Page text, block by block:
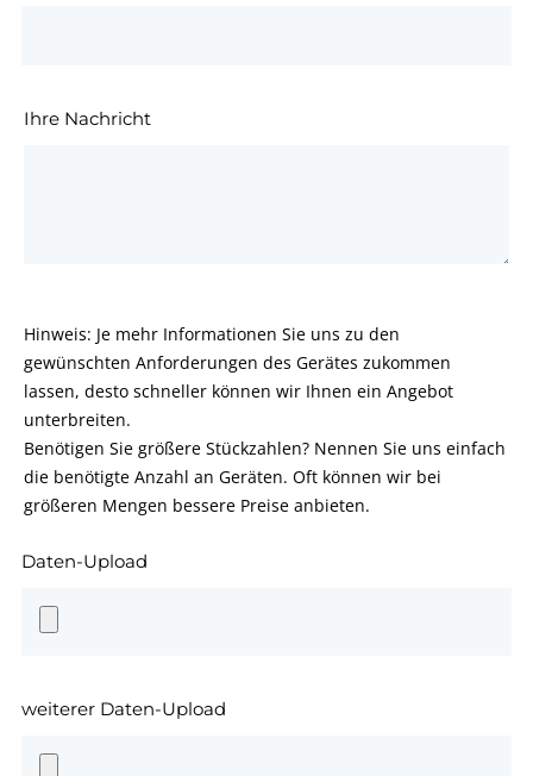
Ihre Nachricht
Hinweis: Je mehr Informationen Sie uns zu den
gewünschten Anforderungen des Gerätes zukommen
lassen, desto schneller können wir Ihnen ein Angebot
unterbreiten.
Benötigen Sie größere Stückzahlen? Nennen Sie uns einfach
die benötigte Anzahl an Geräten. Oft können wir bei
größeren Mengen bessere Preise anbieten.
Daten-Upload
weiterer Daten-Upload